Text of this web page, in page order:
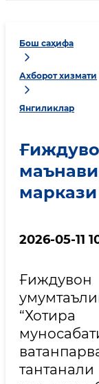
Бош саҳифа
Ахборот хизмати
Янгиликлар
2026-05-11